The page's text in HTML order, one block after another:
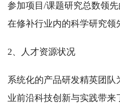
参加项目/课题研究总数领
在修补行业内的科学研究领
2、人才资源状况
系统化的产品研发精英团
业前沿科技创新与实践带来